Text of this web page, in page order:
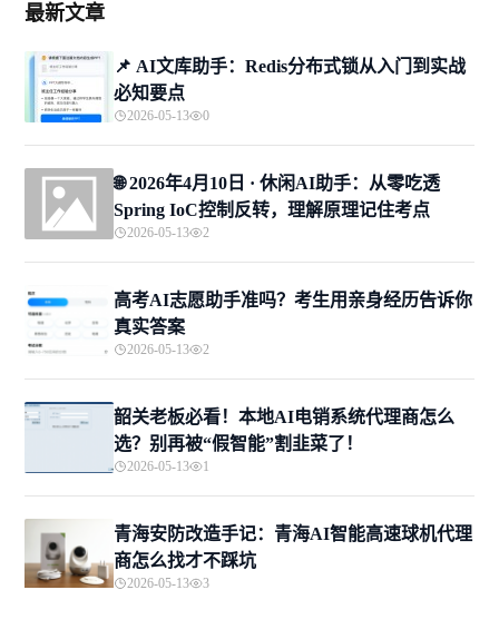
最新文章
📌 ​AI文库助手：Redis分布式锁从入门到实战
必知要点
2026-05-13 0
🌐 2026年4月10日 · 休闲AI助手：从零吃透
Spring IoC控制反转，理解原理记住考点
2026-05-13 2
高考AI志愿助手准吗？考生用亲身经历告诉你
真实答案
2026-05-13 2
韶关老板必看！本地AI电销系统代理商怎么
选？别再被“假智能”割韭菜了！
2026-05-13 1
青海安防改造手记：青海AI智能高速球机代理
商怎么找才不踩坑
2026-05-13 3